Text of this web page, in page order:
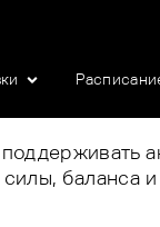
баланса и